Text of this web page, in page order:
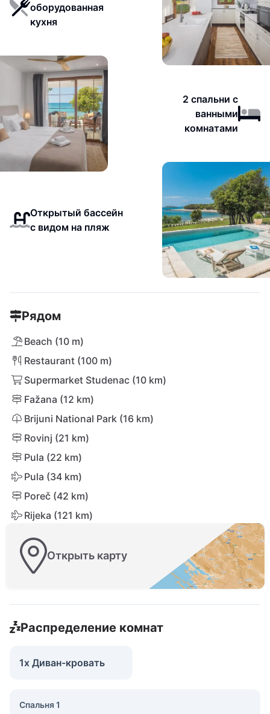
оборудованная
кухня
2 спальни с
ванными
комнатами
Открытый бассейн
с видом на пляж
Рядом
Beach (10 m)
Restaurant (100 m)
Supermarket Studenac (10 km)
Fažana (12 km)
Brijuni National Park (16 km)
Rovinj (21 km)
Pula (22 km)
Pula (34 km)
Poreč (42 km)
Rijeka (121 km)
Открыть карту
Распределение комнат
1x Диван-кровать
Спальня 1